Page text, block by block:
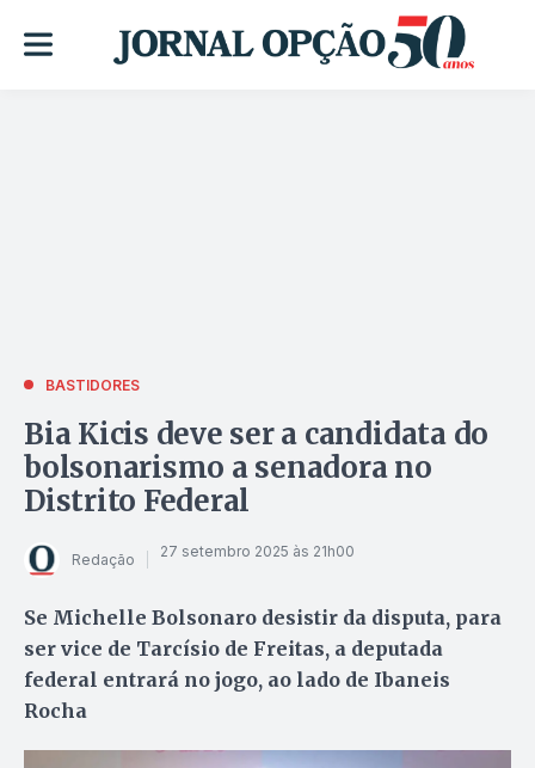
BASTIDORES
Bia Kicis deve ser a candidata do
bolsonarismo a senadora no
Distrito Federal
Redação 27 setembro 2025 às 21h00
Se Michelle Bolsonaro desistir da disputa, para
ser vice de Tarcísio de Freitas, a deputada
federal entrará no jogo, ao lado de Ibaneis
Rocha